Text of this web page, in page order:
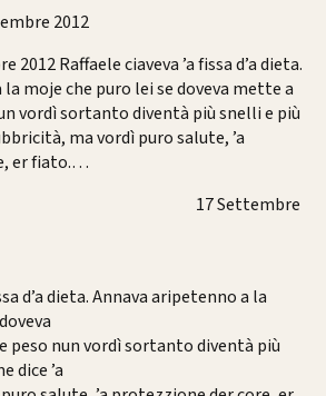
2012
2012 Raffaele ciaveva ’a fissa d’a dieta.
moje che puro lei se doveva mette a
vordì sortanto diventà più snelli e più
ma vordì puro salute, ’a
er fiato.…
17 Settembre
d’a dieta. Annava aripetenno a la
peso nun vordì sortanto diventà più
dice ’a